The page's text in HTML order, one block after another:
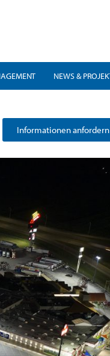
NEWS &
Informationen anfordern